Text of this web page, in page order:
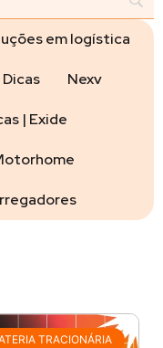
em logística
Dicas Nexv
| Exide
TRACIONÁRIA